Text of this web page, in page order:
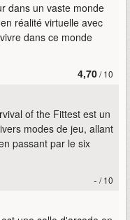
dans un vaste monde
réalité virtuelle avec
dans ce monde
4,70/ 10
of the Fittest est un
modes de jeu, allant
passant par le six
- / 10